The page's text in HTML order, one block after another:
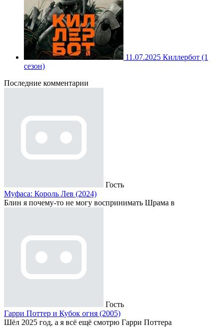
11.07.2025 Киллербот (1
сезон)
Последние комментарии
Гость
Муфаса: Король Лев (2024)
Блин я почему-то не могу воспринимать Шрама в
Гость
Гарри Поттер и Кубок огня (2005)
Шёл 2025 год, а я всё ещё смотрю Гарри Поттера